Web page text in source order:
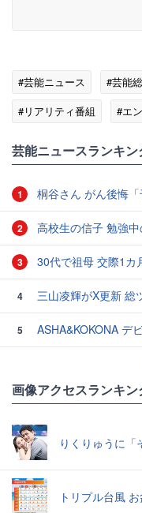
#芸能ニュース #芸能
#リアリティ番組
#エ
芸能ニュースランキン
1 桐谷さん がん後悔
2 高校生の信子 勉強
3 30代で祖母 交際1カ
4 三山凌輝がX更新 総
5
ASHA&KOKONA デ
画像アクセスランキン
りくりゅうに「
トリプル台風